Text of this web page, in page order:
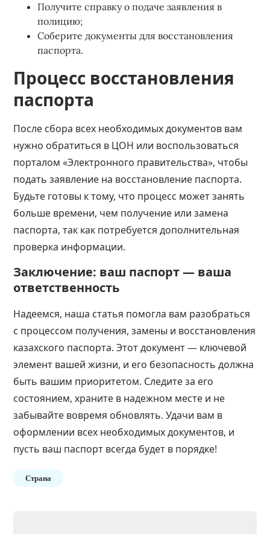
Получите справку о подаче заявления в
полицию;
Соберите документы для восстановления
паспорта.
Процесс восстановления
паспорта
После сбора всех необходимых документов вам
нужно обратиться в ЦОН или воспользоваться
порталом «Электронного правительства», чтобы
подать заявление на восстановление паспорта.
Будьте готовы к тому, что процесс может занять
больше времени, чем получение или замена
паспорта, так как потребуется дополнительная
проверка информации.
Заключение: ваш паспорт — ваша
ответственность
Надеемся, наша статья помогла вам разобраться
с процессом получения, замены и восстановления
казахского паспорта. Этот документ — ключевой
элемент вашей жизни, и его безопасность должна
быть вашим приоритетом. Следите за его
состоянием, храните в надежном месте и не
забывайте вовремя обновлять. Удачи вам в
оформлении всех необходимых документов, и
пусть ваш паспорт всегда будет в порядке!
Страна